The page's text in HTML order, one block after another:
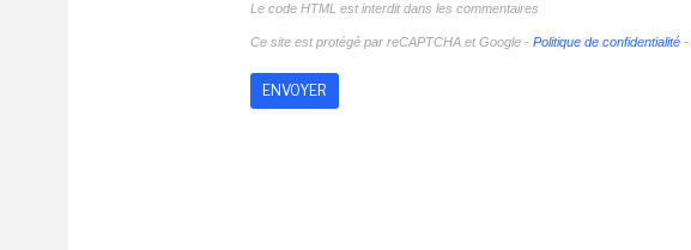
Le code HTML est interdit dans les commentaires
Ce site est protégé par reCAPTCHA et Google - Politique de confidentialité -